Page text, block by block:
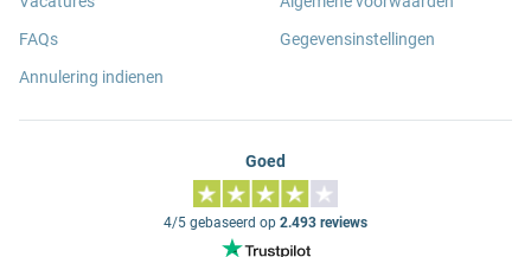
FAQs
Annulering indienen
Gegevensinstellingen
Goed
4/5 gebaseerd op 2.493 reviews